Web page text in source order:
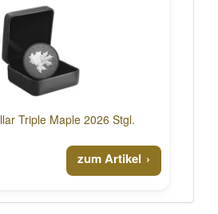
Triple Maple 2026 Stgl.
zum Artikel